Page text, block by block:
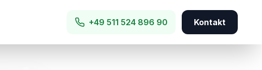
+49 511 524 896 90 Kontakt